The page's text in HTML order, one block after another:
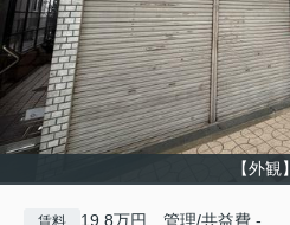
【外観】
19.8万円 管理/共益費 -